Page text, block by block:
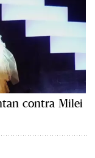
contra Milei